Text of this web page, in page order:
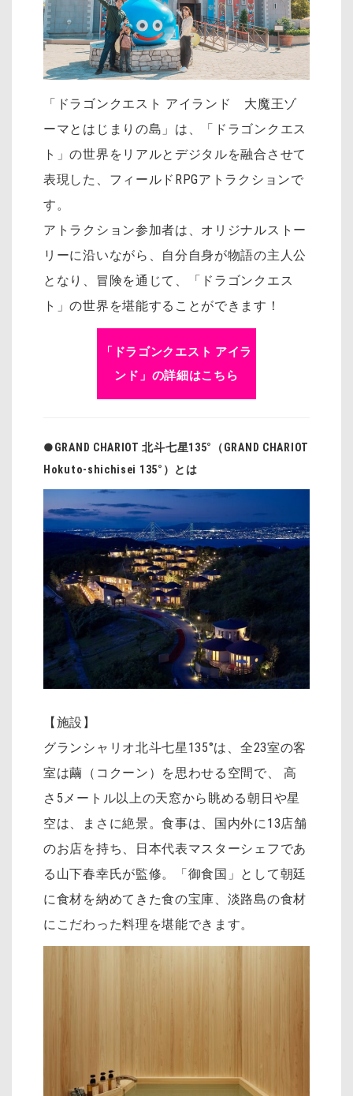
「ドラゴンクエスト アイランド 大魔王ゾ
ーマとはじまりの島」は、「ドラゴンクエス
ト」の世界をリアルとデジタルを融合させて
表現した、フィールドRPGアトラクションで
す。
アトラクション参加者は、オリジナルストー
リーに沿いながら、自分自身が物語の主人公
となり、冒険を通じて、「ドラゴンクエス
ト」の世界を堪能することができます！
「ドラゴンクエスト アイラ
ンド」の詳細はこちら
●GRAND CHARIOT 北斗七星135°（GRAND CHARIOT
Hokuto-shichisei 135°）とは
【施設】
グランシャリオ北斗七星135°は、全23室の客
室は繭（コクーン）を思わせる空間で、 高
さ5メートル以上の天窓から眺める朝日や星
空は、まさに絶景。食事は、国内外に13店舗
のお店を持ち、日本代表マスターシェフであ
る山下春幸氏が監修。「御食国」として朝廷
に食材を納めてきた食の宝庫、淡路島の食材
にこだわった料理を堪能できます。